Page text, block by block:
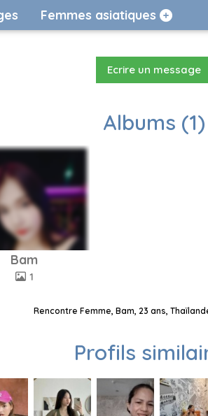
Femmes asiatiques
Ecrire un message
Albums (1)
Bam
1
Rencontre Femme, Bam, 23 ans,
Profils